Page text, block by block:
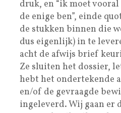
druk, en “ik moet
de enige ben”, einde
de stukken binnen die
dus eigenlijk) in te
acht de afwijs brief
Ze sluiten het dossier,
hebt het ondertekende
en/of de gevraagde
ingeleverd. Wij gaan er